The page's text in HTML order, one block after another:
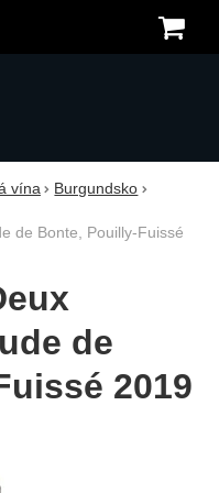
vína
Burgundsko
de Bonte, Pouilly-Fuissé
de
2019